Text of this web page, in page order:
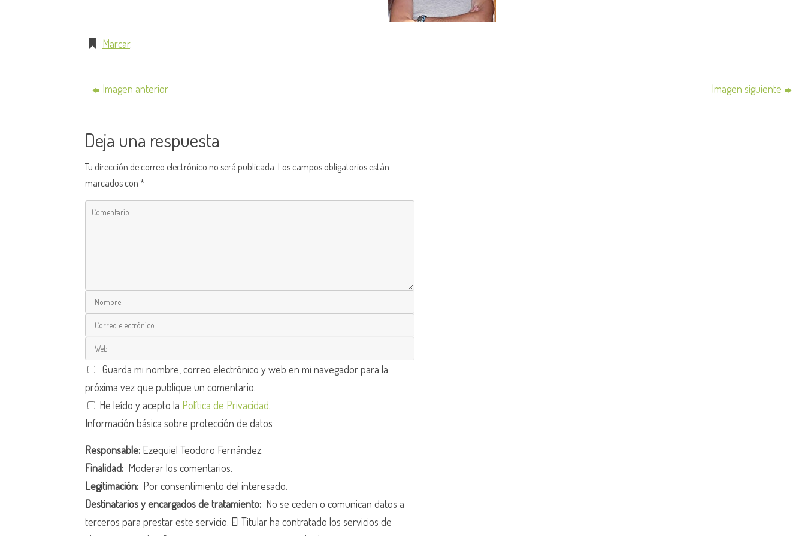
Marcar.
Imagen anterior Imagen siguiente
Deja una respuesta
Tu dirección de correo electrónico no será publicada. Los campos obligatorios están
marcados con*
Guarda mi nombre, correo electrónico y web en mi navegador para la
próxima vez que publique un comentario.
He leído y acepto la Política de Privacidad.
Información básica sobre protección de datos
Responsable: Ezequiel Teodoro Fernández.
Finalidad: Moderar los comentarios.
Legitimación: Por consentimiento del interesado.
Destinatarios y encargados de tratamiento: No se ceden o comunican datos a
terceros para prestar este servicio. El Titular ha contratado los servicios de